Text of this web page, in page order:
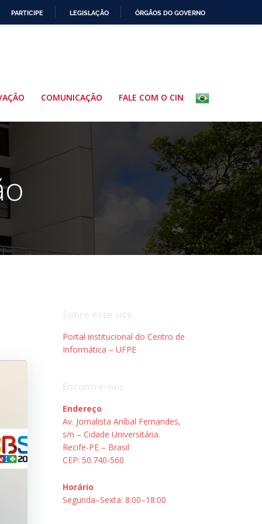
PARTICIPE LEGISLAÇÃO ÓRGÃOS DO GOVERNO
COMUNICAÇÃO FALE COM O CIN
Portal institucional do Centro de
Informática – UFPE
Endereço
Av. Jornalista Aníbal Fernandes,
s/n – Cidade Universitária.
Recife-PE – Brasil
CEP: 50.740-560
Horário
Segunda–Sexta: 8:00–18:00